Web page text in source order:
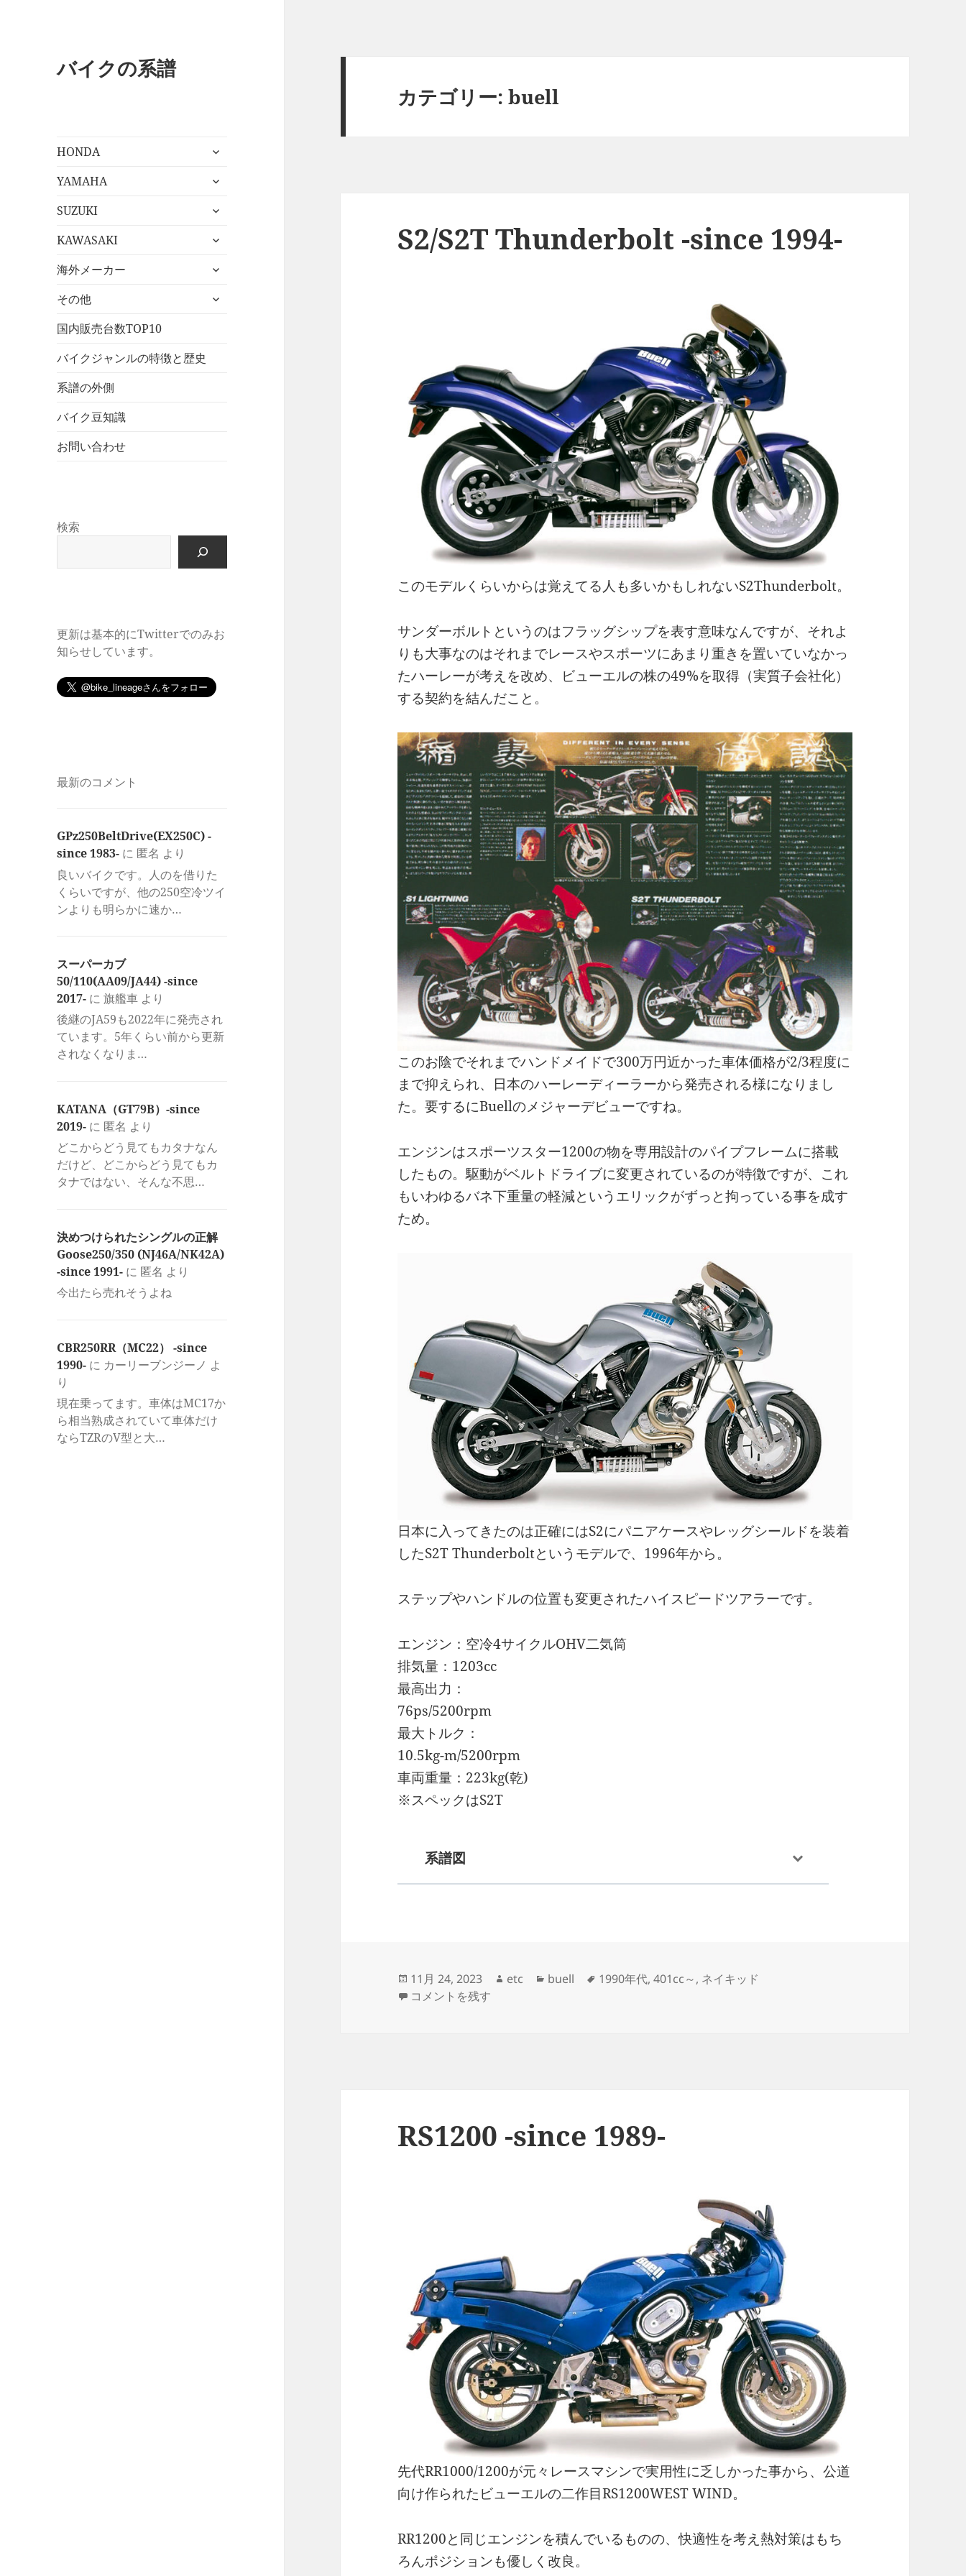
バイクの系譜
HONDA
サ
メ
ュ
を
YAMAHA
サ
メ
ュ
を
SUZUKI
サ
メ
ュ
を
KAWASAKI
サ
メ
ュ
展
開
海外メーカー
サ
メ
を
その他
サ
ュ
国内販売台数TOP10
バイクジャンルの特徴と歴史
系譜の外側
バイク豆知識
お問い合わせ
検索
更新は基本的にTwitterでのみお
知らせしています。
最新のコメント
GPz250BeltDrive(EX250C) -
since 1983- に 匿名 より
良いバイクです。人のを借りた
くらいですが、他の250空冷ツイ
ンよりも明らかに速か…
スーパーカブ
50/110(AA09/JA44) -since
2017- に旗艦車 より
後継のJA59も2022年に発売され
ています。5年くらい前から更新
されなくなりま…
KATANA（GT79B）-since
2019- に 匿名 より
どこからどう見てもカタナなん
だけど、どこからどう見てもカ
タナではない、そんな不思…
決めつけられたシングルの正解
Goose250/350 (NJ46A/NK42A)
-since 1991- に 匿名 より
今出たら売れそうよね
CBR250RR（MC22） -since
1990- に カーリーブンジーノ よ
り
現在乗ってます。車体はMC17か
ら相当熟成されていて車体だけ
ならTZRのV型と大…
カテゴリー:buell
S2/S2T Thunderbolt -since 1994-
このモデルくらいからは覚えてる人も多いかもしれないS2Thunderbolt。
サンダーボルトというのはフラッグシップを表す意味なんですが、それよ
りも大事なのはそれまでレースやスポーツにあまり重きを置いていなかっ
たハーレーが考えを改め、ビューエルの株の49%を取得（実質子会社化）
する契約を結んだこと。
このお陰でそれまでハンドメイドで300万円近かった車体価格が2/3程度に
まで抑えられ、日本のハーレーディーラーから発売される様になりまし
た。要するにBuellのメジャーデビューですね。
エンジンはスポーツスター1200の物を専用設計のパイプフレームに搭載
したもの。駆動がベルトドライブに変更されているのが特徴ですが、これ
もいわゆるバネ下重量の軽減というエリックがずっと拘っている事を成す
ため。
日本に入ってきたのは正確にはS2にパニアケースやレッグシールドを装着
したS2T Thunderboltというモデルで、1996年から。
ステップやハンドルの位置も変更されたハイスピードツアラーです。
エンジン：空冷4サイクルOHV二気筒
排気量：1203cc
最高出力：
76ps/5200rpm
最大トルク：
10.5kg-m/5200rpm
車両重量：223kg(乾)
※スペックはS2T
系譜図
投
稿
11月 24, 2023
作
etc
カ
buell
タ
1990年代,401cc～, ネイキッド
S2/S2T Thunderbolt -since 1994- に
コメントを残す
RS1200 -since 1989-
先代RR1000/1200が元々レースマシンで実用性に乏しかった事から、公道
向け作られたビューエルの二作目RS1200WEST WIND。
RR1200と同じエンジンを積んでいるものの、快適性を考え熱対策はもち
ろんポジションも優しく改良。